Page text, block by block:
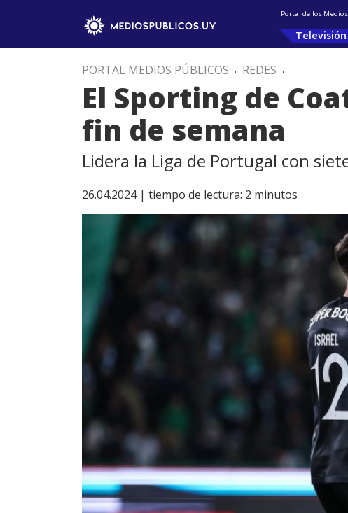
Portal de los
Televisión
PORTAL MEDIOS PÚBLICOS . REDES .
El Sporting de
fin de semana
Lidera la Liga de Portugal con
26.04.2024 | tiempo de lectura: 2 minutos